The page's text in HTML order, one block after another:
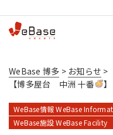
WeBase 博多 > お知らせ >
【博多屋台 中洲 十番
】
WeBase情報 WeBase
WeBase施設 WeBase Facility